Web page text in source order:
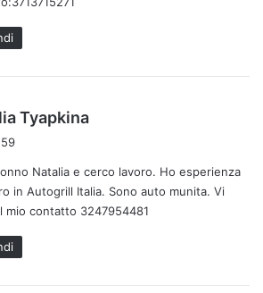
t
Tyapkina
e
t
t
Natalia e cerco lavoro. Ho esperienza
in Autogrill Italia. Sono auto munita. Vi
mio contatto 3247954481